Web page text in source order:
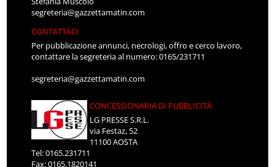
segreteria@gazzettamatin.com
CONTATTACI
Per pubblicazione annunci, necrologi, offro e cerco lavoro,
contattare la segreteria al numero: 0165/231711
segreteria@gazzettamatin.com
CONCESSIONARIA DI PUBBLICITÀ
LG PRESSE S.R.L.
via Festaz, 52
11100 AOSTA
Tel: 0165.231711
Fax: 0165.1820141